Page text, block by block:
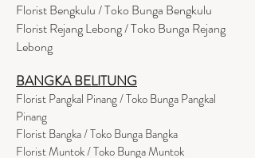
Florist Bengkulu / Toko Bunga Bengkulu
Florist Rejang Lebong / Toko Bunga Rejang
Lebong
BANGKA BELITUNG
Florist Pangkal Pinang / Toko Bunga Pangkal
Pinang
Florist Bangka / Toko Bunga Bangka
Florist Muntok / Toko Bunga Muntok